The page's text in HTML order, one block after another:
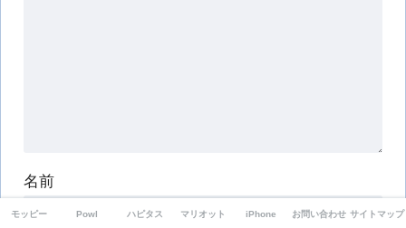
名前
モッピー Powl ハピタス マリオット iPhone お問い合わせ サイトマップ